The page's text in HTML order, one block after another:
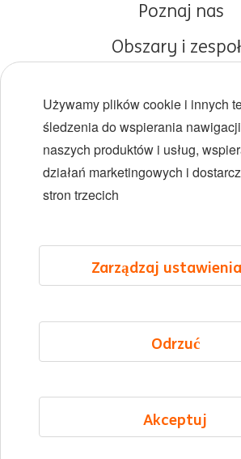
Poznaj nas
Obszary i
Różnorodność i
Lokalizacje
LinkedIn
Mapa strony
Oświadczenie o plikach
Cookie management
Używamy plików cookie i innych
śledzenia do wspierania
naszych produktów i usług,
działań marketingowych i
stron trzecich
Akceptuj
Odrzuć
Zarządzaj